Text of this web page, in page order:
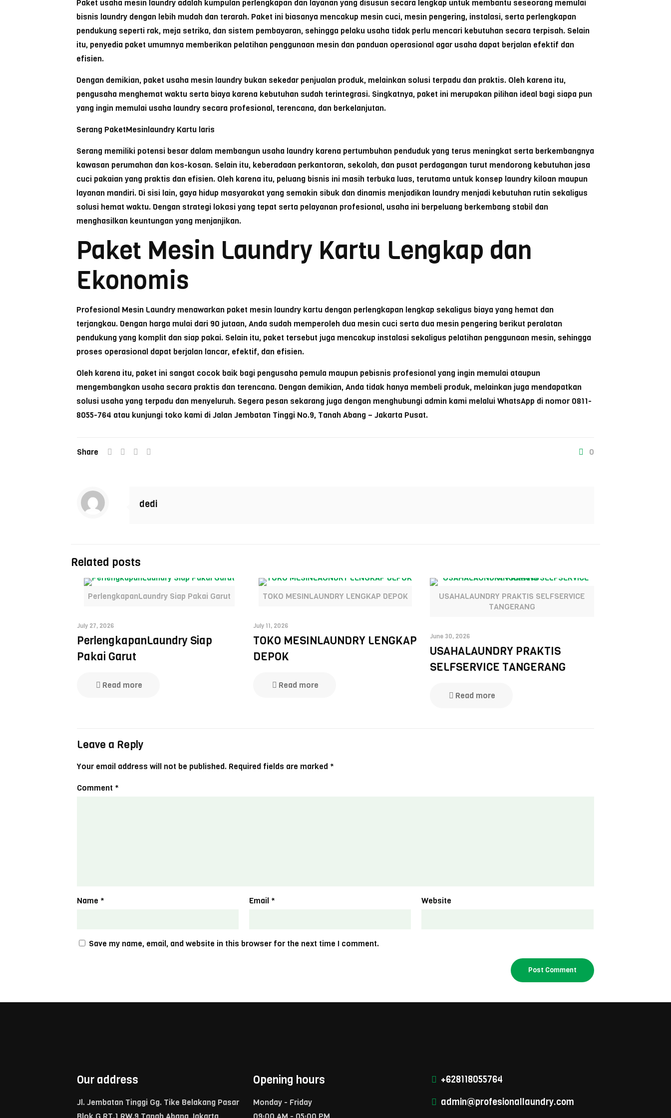
Paket usaha mesin laundry adalah kumpulan perlengkapan dan layanan yang disusun secara lengkap untuk membantu seseorang memulai
bisnis laundry dengan lebih mudah dan terarah. Paket ini biasanya mencakup mesin cuci, mesin pengering, instalasi, serta perlengkapan
pendukung seperti rak, meja setrika, dan sistem pembayaran, sehingga pelaku usaha tidak perlu mencari kebutuhan secara terpisah. Selain
itu, penyedia paket umumnya memberikan pelatihan penggunaan mesin dan panduan operasional agar usaha dapat berjalan efektif dan
efisien.
Dengan demikian, paket usaha mesin laundry bukan sekedar penjualan produk, melainkan solusi terpadu dan praktis. Oleh karena itu,
pengusaha menghemat waktu serta biaya karena kebutuhan sudah terintegrasi. Singkatnya, paket ini merupakan pilihan ideal bagi siapa pun
yang ingin memulai usaha laundry secara profesional, terencana, dan berkelanjutan.
Serang PaketMesinlaundry Kartu laris
Serang memiliki potensi besar dalam membangun usaha laundry karena pertumbuhan penduduk yang terus meningkat serta berkembangnya
kawasan perumahan dan kos-kosan. Selain itu, keberadaan perkantoran, sekolah, dan pusat perdagangan turut mendorong kebutuhan jasa
cuci pakaian yang praktis dan efisien. Oleh karena itu, peluang bisnis ini masih terbuka luas, terutama untuk konsep laundry kiloan maupun
layanan mandiri. Di sisi lain, gaya hidup masyarakat yang semakin sibuk dan dinamis menjadikan laundry menjadi kebutuhan rutin sekaligus
solusi hemat waktu. Dengan strategi lokasi yang tepat serta pelayanan profesional, usaha ini berpeluang berkembang stabil dan
menghasilkan keuntungan yang menjanjikan.
Paket Mesin Laundry Kartu Lengkap dan
Ekonomis
Profesional Mesin Laundry menawarkan paket mesin laundry kartu dengan perlengkapan lengkap sekaligus biaya yang hemat dan
terjangkau. Dengan harga mulai dari 90 jutaan, Anda sudah memperoleh dua mesin cuci serta dua mesin pengering berikut peralatan
pendukung yang komplit dan siap pakai. Selain itu, paket tersebut juga mencakup instalasi sekaligus pelatihan penggunaan mesin, sehingga
proses operasional dapat berjalan lancar, efektif, dan efisien.
Oleh karena itu, paket ini sangat cocok baik bagi pengusaha pemula maupun pebisnis profesional yang ingin memulai ataupun
mengembangkan usaha secara praktis dan terencana. Dengan demikian, Anda tidak hanya membeli produk, melainkan juga mendapatkan
solusi usaha yang terpadu dan menyeluruh. Segera pesan sekarang juga dengan menghubungi admin kami melalui WhatsApp di nomor 0811-
8055-764 atau kunjungi toko kami di Jalan Jembatan Tinggi No.9, Tanah Abang – Jakarta Pusat.
Share 0
dedi
Related posts
PerlengkapanLaundry Siap Pakai Garut
July 27, 2026
PerlengkapanLaundry Siap
Pakai Garut
Read more
TOKO MESINLAUNDRY LENGKAP DEPOK
July 11, 2026
TOKO MESINLAUNDRY LENGKAP
DEPOK
Read more
USAHALAUNDRY PRAKTIS SELFSERVICE
TANGERANG
June 30, 2026
USAHALAUNDRY PRAKTIS
SELFSERVICE TANGERANG
Read more
Leave a Reply
Your email address will not be published. Required fields are marked *
Comment *
Name * Email * Website
Save my name, email, and website in this browser for the next time I comment.
Our address
Jl. Jembatan Tinggi Gg. Tike Belakang Pasar
Opening hours
Monday - Friday
+628118055764
admin@profesionallaundry.com